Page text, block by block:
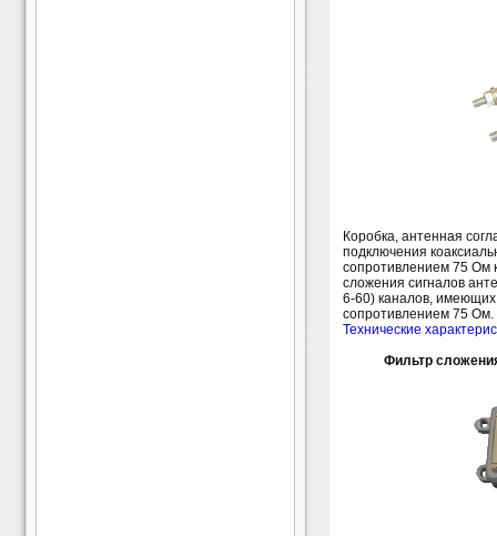
Коробка, антенная
подключения
сопротивлением 75 Ом
сложения сигналов
6-60) каналов,
сопротивлением 75 Ом.
Технические
Фильтр